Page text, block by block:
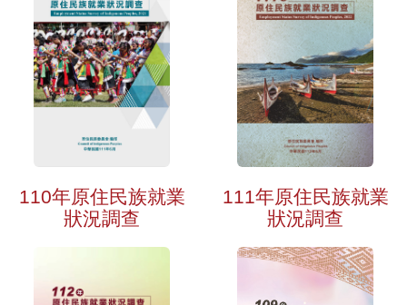
110年原住民族就業
狀況調查
111年原住民族就業
狀況調查